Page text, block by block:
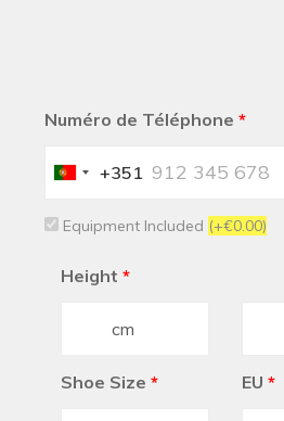
Numéro de Téléphone *
Portugal
+351
Equipment Included (+€0.00)
Height *
Shoe Size * EU *